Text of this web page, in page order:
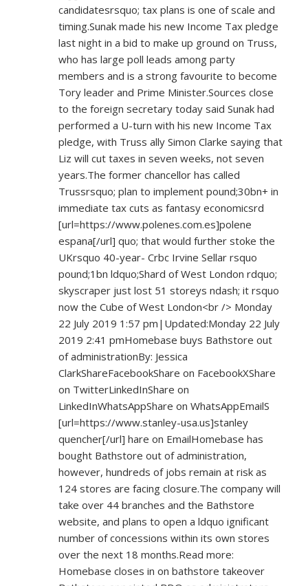
candidatesrsquo; tax plans is one of scale and
timing.Sunak made his new Income Tax pledge
last night in a bid to make up ground on Truss,
who has large poll leads among party
members and is a strong favourite to become
Tory leader and Prime Minister.Sources close
to the foreign secretary today said Sunak had
performed a U-turn with his new Income Tax
pledge, with Truss ally Simon Clarke saying that
Liz will cut taxes in seven weeks, not seven
years.The former chancellor has called
Trussrsquo; plan to implement pound;30bn+ in
immediate tax cuts as fantasy economicsrd
[url=https://www.polenes.com.es]polene
espana[/url] quo; that would further stoke the
UKrsquo 40-year- Crbc Irvine Sellar rsquo
pound;1bn ldquo;Shard of West London rdquo;
skyscraper just lost 51 storeys ndash; it rsquo
now the Cube of West London<br /> Monday
22 July 2019 1:57 pm|Updated:Monday 22 July
2019 2:41 pmHomebase buys Bathstore out
of administrationBy: Jessica
ClarkShareFacebookShare on FacebookXShare
on TwitterLinkedInShare on
LinkedInWhatsAppShare on WhatsAppEmailS
[url=https://www.stanley-usa.us]stanley
quencher[/url] hare on EmailHomebase has
bought Bathstore out of administration,
however, hundreds of jobs remain at risk as
124 stores are facing closure.The company will
take over 44 branches and the Bathstore
website, and plans to open a ldquo ignificant
number of concessions within its own stores
over the next 18 months.Read more:
Homebase closes in on bathstore takeover